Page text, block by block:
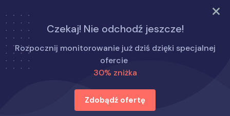
WYPRÓBUJ TERAZ
Czekaj! Nie odchodź jeszcze!
Rozpocznij monitorowanie już dziś dzięki specjalnej
ofercie
30% zniżka
Zdobądź ofertę
Strona główna
Jak to zrobić
Jak zdalnie sterować innym telefonem z własnego
telefonu bez wiedzy użytkownika
Jak zdalnie sterować innym